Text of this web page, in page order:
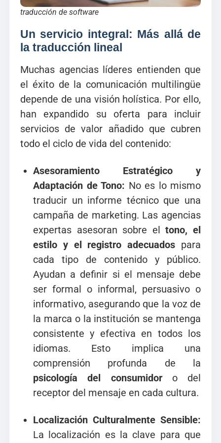
traducción de software
Un servicio integral: Más allá de
la traducción lineal
Muchas agencias líderes entienden que
el éxito de la comunicación multilingüe
depende de una visión holística. Por ello,
han expandido su oferta para incluir
servicios de valor añadido que cubren
todo el ciclo de vida del contenido:
Asesoramiento Estratégico y
Adaptación de Tono: No es lo mismo
traducir un informe técnico que una
campaña de marketing. Las agencias
expertas asesoran sobre eltono, el
estilo y el registro adecuados para
cada tipo de contenido y público.
Ayudan a definir si el mensaje debe
ser formal o informal, persuasivo o
informativo, asegurando que la voz de
la marca o la institución se mantenga
consistente y efectiva en todos los
idiomas. Esto implica una
comprensión profunda de la
psicología del consumidoro del
receptor del mensaje en cada cultura.
Localización Culturalmente Sensible:
La localización es la clave para que